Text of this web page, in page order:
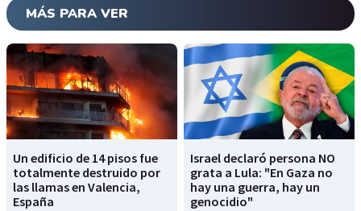
MÁS PARA VER
Un edificio de 14 pisos fue
totalmente destruido por
las llamas en Valencia,
España
Israel declaró persona NO
grata a Lula: "En Gaza no
hay una guerra, hay un
genocidio"